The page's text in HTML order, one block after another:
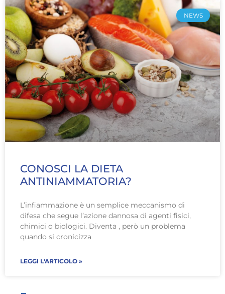
NEWS
CONOSCI LA DIETA
ANTINIAMMATORIA?
L’infiammazione è un semplice meccanismo di
difesa che segue l’azione dannosa di agenti fisici,
chimici o biologici. Diventa , però un problema
quando si cronicizza
LEGGI L'ARTICOLO »